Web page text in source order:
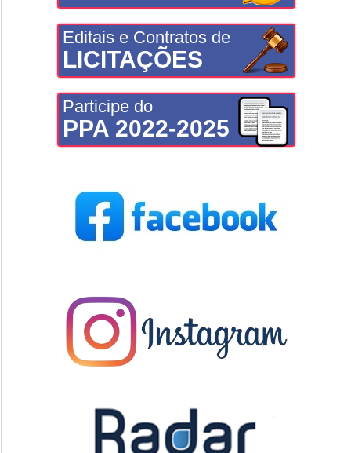
Editais e Contratos de
LICITAÇÕES
Participe do
PPA 2022-2025